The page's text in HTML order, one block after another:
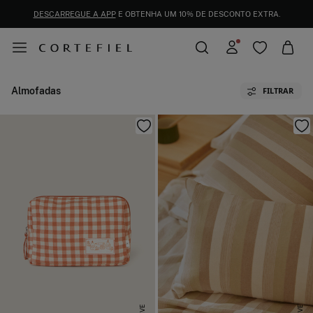
DESCARREGUE A APPE OBTENHA UM 10% DE DESCONTO EXTRA.
Almofadas FILTRAR